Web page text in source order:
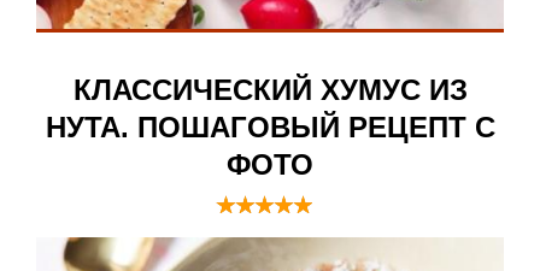
КЛАССИЧЕСКИЙ ХУМУС ИЗ
НУТА. ПОШАГОВЫЙ РЕЦЕПТ С
ФОТО